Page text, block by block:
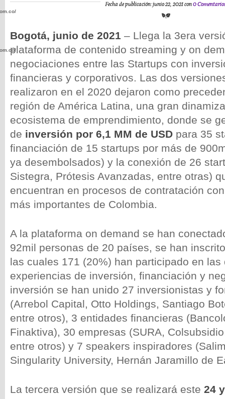
Fecha de publicación: junio 22, 2021 con0
Bogotá, junio de 2021 – Llega la 3era
plataforma de contenido streaming y on
negociaciones entre las Startups con
financieras y corporativos. Las dos
realizaron en el 2020 dejaron como
región de América Latina, una gran
ecosistema de emprendimiento, donde se
de inversión por 6,1 MM de USD para 35
financiación de 15 startups por más de
ya desembolsados) y la conexión de 26
Sistegra, Prótesis Avanzadas, entre otras)
encuentran en procesos de contratación
más importantes de Colombia.
A la plataforma on demand se han
92mil personas de 20 países, se han
las cuales 171 (20%) han participado en las
experiencias de inversión, financiación y
inversión se han unido 27 inversionistas y
(Arrebol Capital, Otto Holdings, Santiago
entre otros), 3 entidades financieras
Finaktiva), 30 empresas (SURA,
entre otros) y 7 speakers inspiradores
Singularity University, Hernán Jaramillo de
La tercera versión que se realizará este 24
wp-
wp-
wp-